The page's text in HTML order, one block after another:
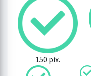
150 pix.